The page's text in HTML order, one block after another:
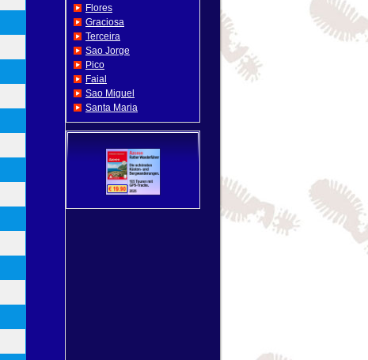
Flores
Graciosa
Terceira
Sao Jorge
Pico
Faial
Sao Miguel
Santa Maria